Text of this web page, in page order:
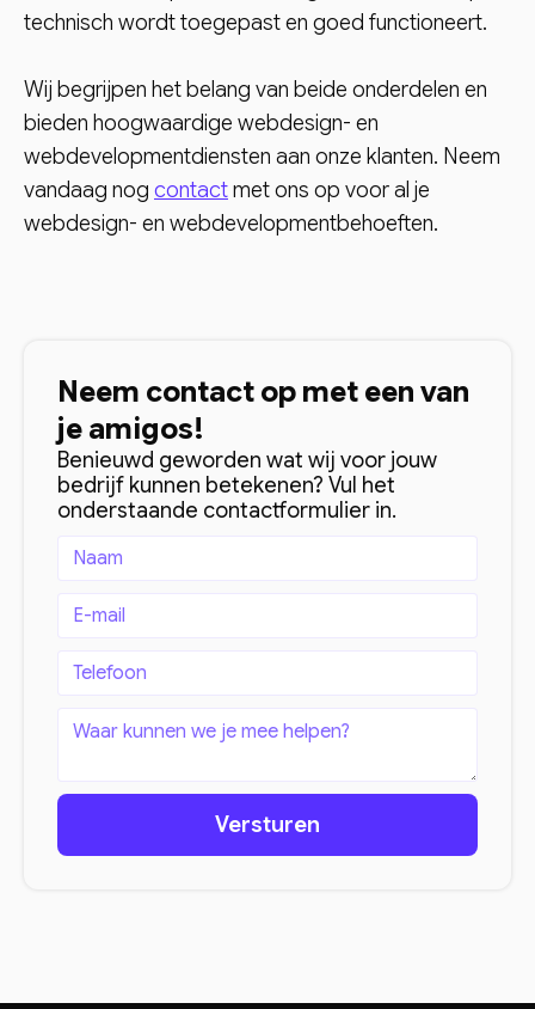
technisch wordt toegepast en goed functioneert.
Wij begrijpen het belang van beide onderdelen en
bieden hoogwaardige webdesign- en
webdevelopmentdiensten aan onze klanten. Neem
vandaag nog contactmet ons op voor al je
webdesign- en webdevelopmentbehoeften.
Neem contact op met een van
je amigos!
Benieuwd geworden wat wij voor jouw
bedrijf kunnen betekenen? Vul het
onderstaande contactformulier in.